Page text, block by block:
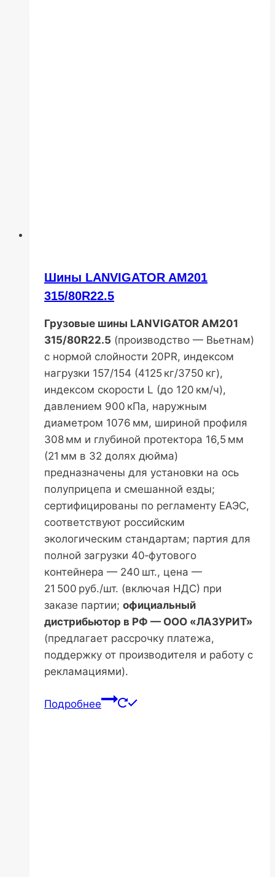
Шины LANVIGATOR AM201
315/80R22.5
Грузовые шины LANVIGATOR AM201
315/80R22.5 (производство — Вьетнам)
с нормой слойности 20PR, индексом
нагрузки 157/154 (4125 кг/3750 кг),
индексом скорости L (до 120 км/ч),
давлением 900 кПа, наружным
диаметром 1076 мм, шириной профиля
308 мм и глубиной протектора 16,5 мм
(21 мм в 32 долях дюйма)
предназначены для установки на ось
полуприцепа и смешанной езды;
сертифицированы по регламенту ЕАЭС,
соответствуют российским
экологическим стандартам; партия для
полной загрузки 40‑футового
контейнера — 240 шт., цена —
21 500 руб./шт. (включая НДС) при
заказе партии; официальный
дистрибьютор в РФ — ООО «ЛАЗУРИТ»
(предлагает рассрочку платежа,
поддержку от производителя и работу с
рекламациями).
Подробнее